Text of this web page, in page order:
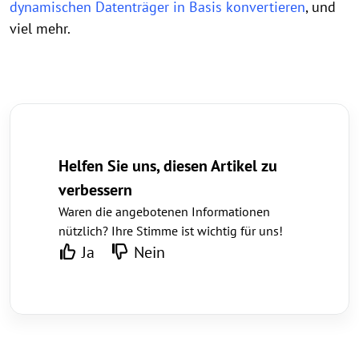
dynamischen Datenträger in Basis konvertieren, und
viel mehr.
Helfen Sie uns, diesen Artikel zu
verbessern
Waren die angebotenen Informationen
nützlich? Ihre Stimme ist wichtig für uns!
Ja Nein